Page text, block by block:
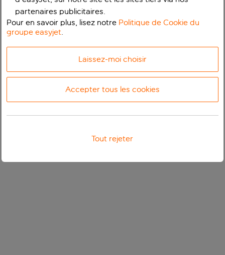
partenaires publicitaires.
Pour en savoir plus, lisez notre Politique de Cookie du
groupe easyjet.
Laissez-moi choisir
Accepter tous les cookies
Tout rejeter